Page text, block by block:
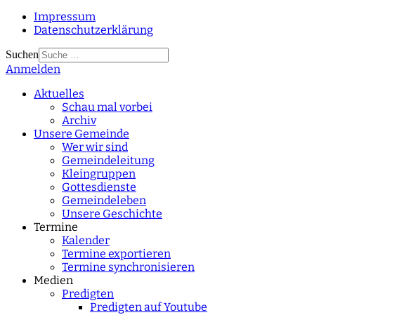
Impressum
Datenschutzerklärung
Suchen
Type 2 or more
Anmelden
Aktuelles
Schau mal vorbei
Archiv
Unsere Gemeinde
Wer wir sind
Gemeindeleitung
Kleingruppen
Gottesdienste
Gemeindeleben
Unsere Geschichte
Termine
Kalender
Termine exportieren
Termine synchronisieren
Medien
Predigten
Predigten auf Youtube